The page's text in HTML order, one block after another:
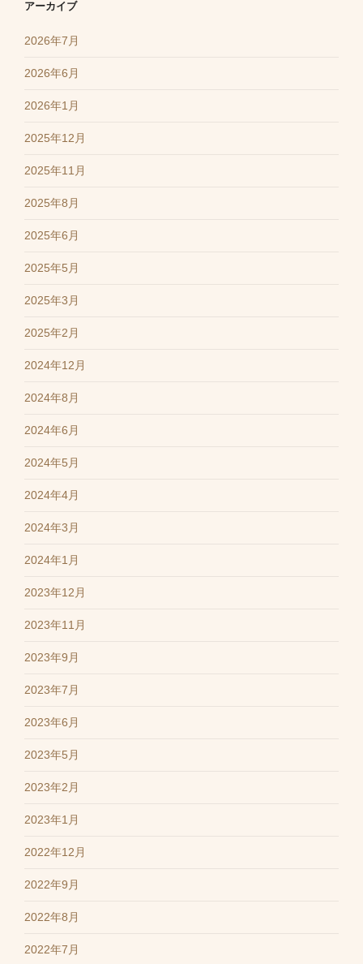
アーカイブ
2026年7月
2026年6月
2026年1月
2025年12月
2025年11月
2025年8月
2025年6月
2025年5月
2025年3月
2025年2月
2024年12月
2024年8月
2024年6月
2024年5月
2024年4月
2024年3月
2024年1月
2023年12月
2023年11月
2023年9月
2023年7月
2023年6月
2023年5月
2023年2月
2023年1月
2022年12月
2022年9月
2022年8月
2022年7月